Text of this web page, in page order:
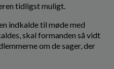
tidligst muligt.
indkalde til møde med
skal formanden så vidt
om de sager, der